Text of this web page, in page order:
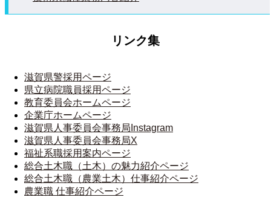
リンク集
滋賀県警採用ページ
県立病院職員採用ページ
教育委員会ホームページ
企業庁ホームページ
滋賀県人事委員会事務局Instagram
滋賀県人事委員会事務局X
福祉系職採用案内ページ
総合土木職（土木）の魅力紹介ページ
総合土木職（農業土木）仕事紹介ページ
農業職 仕事紹介ページ